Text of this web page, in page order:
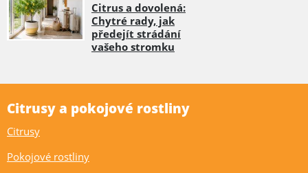
Citrus a dovolená:
Chytré rady, jak
předejít strádání
vašeho stromku
Citrusy a pokojové rostliny
Citrusy
Pokojové rostliny